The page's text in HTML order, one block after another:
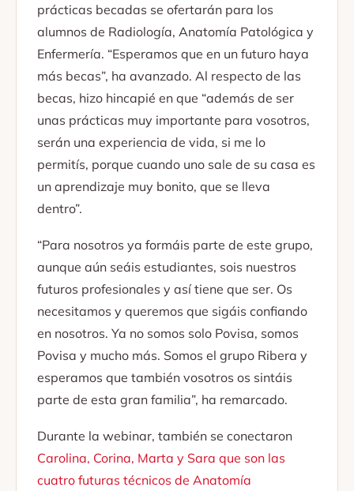
prácticas becadas se ofertarán para los
alumnos de Radiología, Anatomía Patológica y
Enfermería. “Esperamos que en un futuro haya
más becas”, ha avanzado. Al respecto de las
becas, hizo hincapié en que “además de ser
unas prácticas muy importante para vosotros,
serán una experiencia de vida, si me lo
permitís, porque cuando uno sale de su casa es
un aprendizaje muy bonito, que se lleva
dentro”.
“Para nosotros ya formáis parte de este grupo,
aunque aún seáis estudiantes, sois nuestros
futuros profesionales y así tiene que ser. Os
necesitamos y queremos que sigáis confiando
en nosotros. Ya no somos solo Povisa, somos
Povisa y mucho más. Somos el grupo Ribera y
esperamos que también vosotros os sintáis
parte de esta gran familia”, ha remarcado.
Durante la webinar, también se conectaron
Carolina, Corina, Marta y Sara que son las
cuatro futuras técnicos de Anatomía